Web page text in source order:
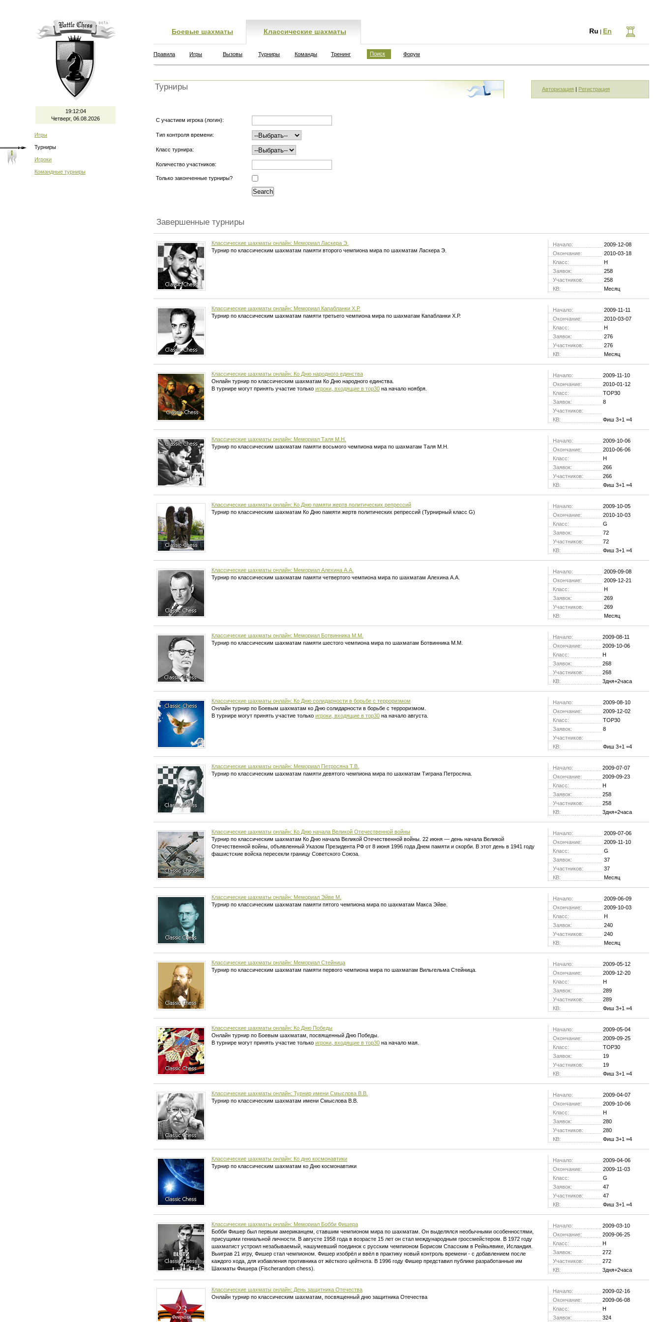
19:12:05
Четверг, 06.08.2026
Игры
Турниры
Игроки
Командные турниры
Боевые шахматы Классические шахматы Ru | En
Правила Игры Вызовы Турниры Команды Тренинг Поиск Форум
Турниры Авторизация | Регистрация
С участием игрока (логин):
Тип контроля времени:
Класс турнира:
Количество участников:
Только законченные турниры?
Завершенные турниры
Классические шахматы онлайн: Мемориал Ласкера Э.
Турнир по классическим шахматам памяти второго чемпиона мира по шахматам Ласкера Э.
Начало:
2009-12-08
Окончание:
2010-03-18
Класс:
H
Заявок:
258
Участников:
258
КВ:
Месяц
Классические шахматы онлайн: Мемориал Капабланки Х.Р.
Турнир по классическим шахматам памяти третьего чемпиона мира по шахматам Капабланки Х.Р.
Начало:
2009-11-11
Окончание:
2010-03-07
Класс:
H
Заявок:
276
Участников:
276
КВ:
Месяц
Классические шахматы онлайн: Ко Дню народного единства
Онлайн турнир по классическим шахматам Ко Дню народного единства.
В турнире могут принять участие только игроки, входящие в тор30 на начало ноября.
Начало:
2009-11-10
Окончание:
2010-01-12
Класс:
TOP30
Заявок:
8
Участников:
КВ:
Фиш 3+1 =4
Классические шахматы онлайн: Мемориал Таля М.Н.
Турнир по классическим шахматам памяти восьмого чемпиона мира по шахматам Таля М.Н.
Начало:
2009-10-06
Окончание:
2010-06-06
Класс:
H
Заявок:
266
Участников:
266
КВ:
Фиш 3+1 =4
Классические шахматы онлайн: Ко Дню памяти жертв политических репрессий
Турнир по классическим шахматам Ко Дню памяти жертв политических репрессий (Турнирный класс G)
Начало:
2009-10-05
Окончание:
2010-10-03
Класс:
G
Заявок:
72
Участников:
72
КВ:
Фиш 3+1 =4
Классические шахматы онлайн: Мемориал Алехина А.А.
Турнир по классическим шахматам памяти четвертого чемпиона мира по шахматам Алехина А.А.
Начало:
2009-09-08
Окончание:
2009-12-21
Класс:
H
Заявок:
269
Участников:
269
КВ:
Месяц
Классические шахматы онлайн: Мемориал Ботвинника М.М.
Турнир по классическим шахматам памяти шестого чемпиона мира по шахматам Ботвинника М.М.
Начало:
2009-08-11
Окончание:
2009-10-06
Класс:
H
Заявок:
268
Участников:
268
КВ:
3дня+2часа
Классические шахматы онлайн: Ко Дню солидарности в борьбе с терроризмом
Онлайн турнир по Боевым шахматам ко Дню солидарности в борьбе с терроризмом.
В турнире могут принять участие только игроки, входящие в тор30 на начало августа.
Начало:
2009-08-10
Окончание:
2009-12-02
Класс:
TOP30
Заявок:
8
Участников:
КВ:
Фиш 3+1 =4
Классические шахматы онлайн: Мемориал Петросяна Т.В.
Турнир по классическим шахматам памяти девятого чемпиона мира по шахматам Тиграна Петросяна.
Начало:
2009-07-07
Окончание:
2009-09-23
Класс:
H
Заявок:
258
Участников:
258
КВ:
3дня+2часа
Классические шахматы онлайн: Ко Дню начала Великой Отечественной войны
Турнир по классическим шахматам Ко Дню начала Великой Отечественной войны. 22 июня — день начала Великой
Отечественной войны, объявленный Указом Президента РФ от 8 июня 1996 года Днем памяти и скорби. В этот день в 1941 году
фашистские войска пересекли границу Советского Союза.
Начало:
2009-07-06
Окончание:
2009-11-10
Класс:
G
Заявок:
37
Участников:
37
КВ:
Месяц
Классические шахматы онлайн: Мемориал Эйве М.
Турнир по классическим шахматам памяти пятого чемпиона мира по шахматам Макса Эйве.
Начало:
2009-06-09
Окончание:
2009-10-03
Класс:
H
Заявок:
240
Участников:
240
КВ:
Месяц
Классические шахматы онлайн: Мемориал Стейница
Турнир по классическим шахматам памяти первого чемпиона мира по шахматам Вильгельма Стейница.
Начало:
2009-05-12
Окончание:
2009-12-20
Класс:
H
Заявок:
289
Участников:
289
КВ:
Фиш 3+1 =4
Классические шахматы онлайн: Ко Дню Победы
Онлайн турнир по Боевым шахматам, посвященный Дню Победы.
В турнире могут принять участие только игроки, входящие в тор30 на начало мая.
Начало:
2009-05-04
Окончание:
2009-09-25
Класс:
TOP30
Заявок:
19
Участников:
19
КВ:
Фиш 3+1 =4
Классические шахматы онлайн: Турнир имени Смыслова В.В.
Турнир по классическим шахматам имени Смыслова В.В.
Начало:
2009-04-07
Окончание:
2009-10-06
Класс:
H
Заявок:
280
Участников:
280
КВ:
Фиш 3+1 =4
Классические шахматы онлайн: Ко дню космонавтики
Турнир по классическим шахматам ко Дню космонавтики
Начало:
2009-04-06
Окончание:
2009-11-03
Класс:
G
Заявок:
47
Участников:
47
КВ:
Фиш 3+1 =4
Классические шахматы онлайн: Мемориал Бобби Фишера
Бобби Фишер был первым американцем, ставшим чемпионом мира по шахматам. Он выделялся необычными особенностями,
присущими гениальной личности. В августе 1958 года в возрасте 15 лет он стал международным гроссмейстером. В 1972 году
шахматист устроил незабываемый, нашумевший поединок с русским чемпионом Борисом Спасским в Рейкьявике, Исландия.
Выиграв 21 игру, Фишер стал чемпионом. Фишер изобрёл и ввёл в практику новый контроль времени - с добавлением после
каждого хода, для избавления противника от жёсткого цейтнота. В 1996 году Фишер представил публике разработанные им
Шахматы Фишера (Fischerandom chess).
Начало:
2009-03-10
Окончание:
2009-06-25
Класс:
H
Заявок:
272
Участников:
272
КВ:
3дня+2часа
Классические шахматы онлайн: День защитника Отечества
Онлайн турнир по классическим шахматам, посвященный дню защитника Отечества
Начало:
2009-02-16
Окончание:
2009-06-08
Класс:
H
Заявок:
324